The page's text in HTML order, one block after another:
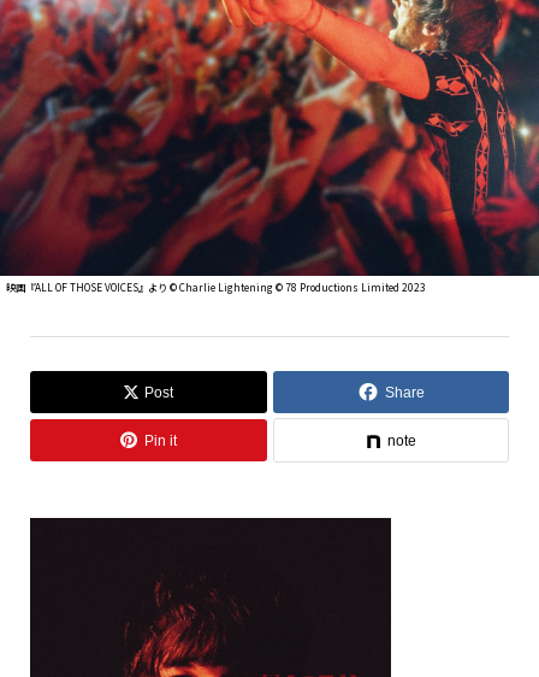
映画『ALL OF THOSE VOICES』より ©︎ Charlie Lightening ©︎ 78 Productions Limited 2023
Post Share
Pin it note